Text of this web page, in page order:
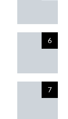
6
7